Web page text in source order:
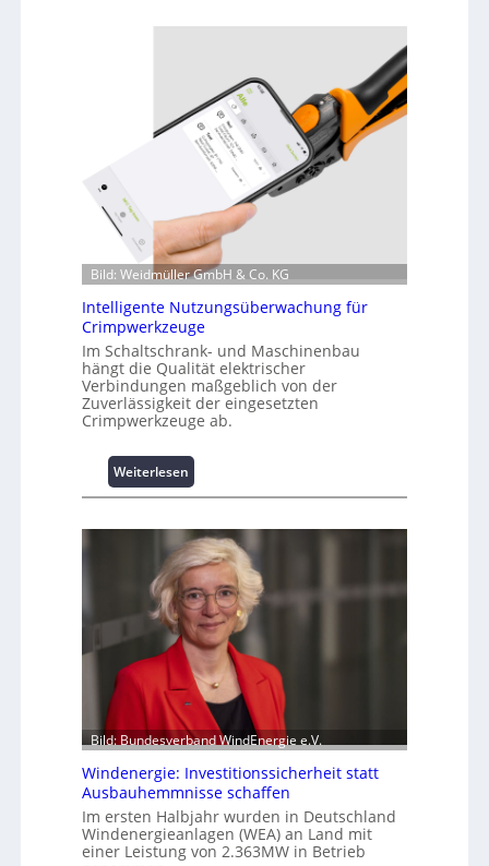
r
f
t
i
o
n
z
u
m
L
a
s
t
p
i
z
e
n
m
a
n
a
g
e
n
t
h
o
c
h
Bild: Weidmüller GmbH & Co. KG
Intelligente Nutzungsüberwachung für
Crimpwerkzeuge
Im Schaltschrank- und Maschinenbau
hängt die Qualität elektrischer
Verbindungen maßgeblich von der
Zuverlässigkeit der eingesetzten
Crimpwerkzeuge ab.
Weiterlesen
I
t
e
l
l
i
g
e
n
t
e
N
t
z
u
n
Bild: Bundesverband WindEnergie e.V.
Windenergie: Investitionssicherheit statt
Ausbauhemmnisse schaffen
Im ersten Halbjahr wurden in Deutschland
Windenergieanlagen (WEA) an Land mit
einer Leistung von 2.363MW in Betrieb